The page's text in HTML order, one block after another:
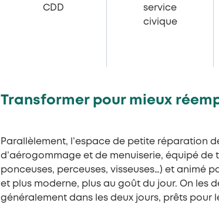
CDD
service
civique
Transformer pour mieux
Parallèlement, l’espace de petite réparation
d’aérogommage et de menuiserie, équipé
ponceuses, perceuses, visseuses…) et animé
et plus moderne, plus au goût du jour. On les
généralement dans les deux jours, prêts pour